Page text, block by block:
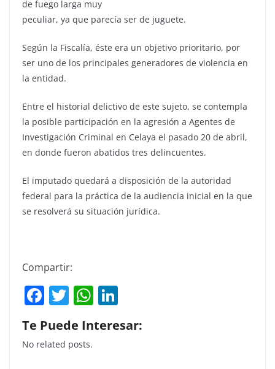
de fuego larga muy
peculiar, ya que parecía ser de juguete.
Según la Fiscalía, éste era un objetivo prioritario, por
ser uno de los principales generadores de violencia en
la entidad.
Entre el historial delictivo de este sujeto, se contempla
la posible participación en la agresión a Agentes de
Investigación Criminal en Celaya el pasado 20 de abril,
en donde fueron abatidos tres delincuentes.
El imputado quedará a disposición de la autoridad
federal para la práctica de la audiencia inicial en la que
se resolverá su situación jurídica.
Compartir:
F
a
c
e
T
w
itt
er
W
h
at k
Te Puede Interesar:
No related posts.